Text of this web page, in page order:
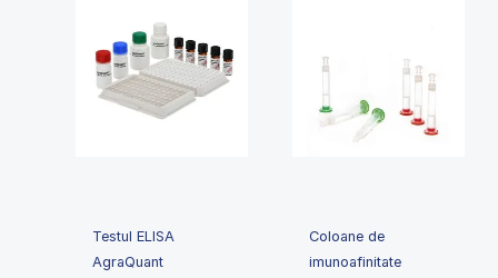
Testul ELISA
AgraQuant
Coloane de
imunoafinitate